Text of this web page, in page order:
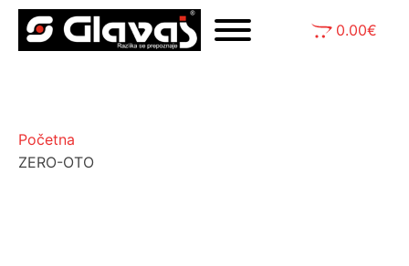
0.00€
Početna
ZERO-OTO